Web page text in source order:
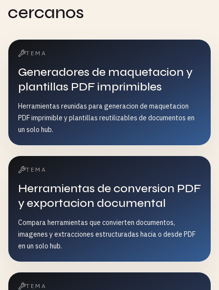
cercanos
TEMA
Generadores de maquetacion y
plantillas PDF imprimibles
Herramientas reunidas para generacion de maquetacion
PDF imprimible y plantillas reutilizables de documentos en
un solo hub.
TEMA
Herramientas de conversion PDF
y exportacion documental
Compara herramientas que convierten documentos,
imagenes y extracciones estructuradas hacia o desde PDF
en un solo hub.
TEMA